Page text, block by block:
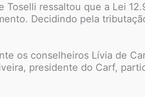
ressaltou que a Lei
Decidindo pela
os conselheiros Lívia de
presidente do Carf,